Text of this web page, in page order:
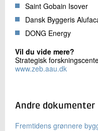
Saint Gobain Isover
Dansk Byggeris
DONG Energy
Vil du vide mere?
Strategisk
www.zeb.aau.dk
Andre dokumenter
Fremtidens grønnere